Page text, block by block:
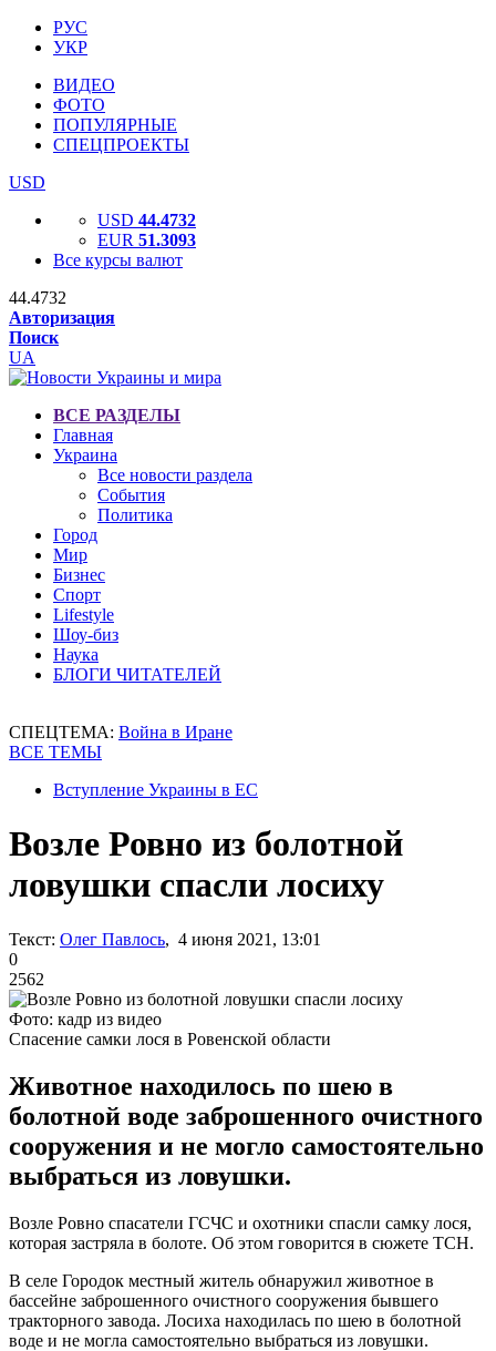
РУС
УКР
ВИДЕО
ФОТО
ПОПУЛЯРНЫЕ
СПЕЦПРОЕКТЫ
USD
USD 44.4732
EUR 51.3093
Все курсы валют
44.4732
Авторизация
Поиск
UA
ВСЕ РАЗДЕЛЫ
Главная
Украина
Все новости раздела
События
Политика
Город
Мир
Бизнес
Спорт
Lifestyle
Шоу-биз
Наука
БЛОГИ ЧИТАТЕЛЕЙ
СПЕЦТЕМА: Война в Иране
ВСЕ ТЕМЫ
Вступление Украины в ЕС
Возле Ровно из болотной
ловушки спасли лосиху
Текст: Олег Павлось, 4 июня 2021, 13:01
0
2562
Фото: кадр из видео
Спасение самки лося в Ровенской области
Животное находилось по шею в
болотной воде заброшенного очистного
сооружения и не могло самостоятельно
выбраться из ловушки.
Возле Ровно спасатели ГСЧС и охотники спасли самку лося,
которая застряла в болоте. Об этом говорится в сюжете ТСН.
В селе Городок местный житель обнаружил животное в
бассейне заброшенного очистного сооружения бывшего
тракторного завода. Лосиха находилась по шею в болотной
воде и не могла самостоятельно выбраться из ловушки.